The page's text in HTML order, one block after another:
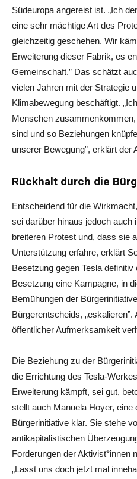
Südeuropa angereist ist. „Ich
eine sehr mächtige Art des
gleichzeitig geschehen. Wir
Erweiterung dieser Fabrik, es
Gemeinschaft.” Das schätzt
vielen Jahren mit der Strategie
Klimabewegung beschäftigt.
Menschen
sind und so Beziehungen
unserer Bewegung”, erklärt der
Rückhalt durch die
Entscheidend für die
sei darüber hinaus jedoch auch
breiteren Protest und, dass sie
Unterstützung erfahre, erklärt
Besetzung gegen Tesla
Besetzung eine Kampagne, in
Bemühungen der
Bürgerentscheids,
öffentlicher Aufmerksamkeit
Die Beziehung zu der
die Errichtung des Tesla-
Erweiterung kämpft, sei gut,
stellt auch Manuela Hoyer, eine
Bürgerinitiative klar. Sie stehe
antikapitalistischen
Forderungen der Aktivist*innen
„Lasst uns doch jetzt mal